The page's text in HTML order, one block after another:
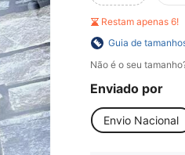
Restam apenas 6!
Guia de
Não é o seu
Enviado por
Envio Nacional